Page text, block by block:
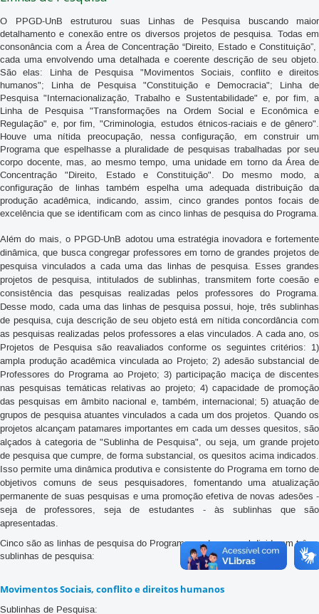
O PPGD-UnB estruturou suas Linhas de Pesquisa buscando maior
detalhamento e conexão entre os diversos projetos de pesquisa. Todas em
consonância com a Área de Concentração “Direito, Estado e Constituição”,
cada uma envolvendo uma detalhada e coerente descrição de seu objeto.
São elas: Linha de Pesquisa "Movimentos Sociais, conflito e direitos
humanos"; Linha de Pesquisa "Constituição e Democracia"; Linha de
Pesquisa "Internacionalização, Trabalho e Sustentabilidade" e, por fim, a
Linha de Pesquisa "Transformações na Ordem Social e Econômica e
Regulação" e, por fim, "Criminologia, estudos étnicos-raciais e de gênero".
Houve uma nítida preocupação, nessa configuração, em construir um
Programa que espelhasse a pluralidade de pesquisas trabalhadas por seu
corpo docente, mas, ao mesmo tempo, uma unidade em torno da Área de
Concentração "Direito, Estado e Constituição". Do mesmo modo, a
configuração de linhas também espelha uma adequada distribuição da
produção acadêmica, indicando, assim, cinco grandes pontos focais de
excelência que se identificam com as cinco linhas de pesquisa do Programa.
Além do mais, o PPGD-UnB adotou uma estratégia inovadora e fortemente
dinâmica, que busca congregar professores em torno de grandes projetos de
pesquisa vinculados a cada uma das linhas de pesquisa. Esses grandes
projetos de pesquisa, intitulados de sublinhas, transmitem forte coesão e
consistência das pesquisas realizadas pelos professores do Programa.
Desse modo, cada uma das linhas de pesquisa possui, hoje, três sublinhas
de pesquisa, cuja descrição de seu objeto está em nítida concordância com
as pesquisas realizadas pelos professores a elas vinculados. A cada ano, os
Projetos de Pesquisa são reavaliados conforme os seguintes critérios: 1)
ampla produção acadêmica vinculada ao Projeto; 2) adesão substancial de
Professores do Programa ao Projeto; 3) participação maciça de discentes
nas pesquisas temáticas relativas ao projeto; 4) capacidade de promoção
das pesquisas em âmbito nacional e, também, internacional; 5) atuação de
grupos de pesquisa atuantes vinculados a cada um dos projetos. Quando os
projetos alcançam patamares importantes em cada um desses quesitos, são
alçados à categoria de "Sublinha de Pesquisa", ou seja, um grande projeto
de pesquisa que cumpre, de forma substancial, os quesitos acima indicados.
Isso permite uma dinâmica produtiva e consistente do Programa em torno de
objetivos comuns de seus pesquisadores, fomentando uma atualização
permanente de suas pesquisas e uma promoção efetiva de novas adesões -
seja de professores, seja de estudantes - às sublinhas que são
apresentadas.
Cinco são as linhas de pesquisa do Programa, cada uma subdivida em três
sublinhas de pesquisa:
Movimentos Sociais, conflito e direitos humanos
Sublinhas de Pesquisa: